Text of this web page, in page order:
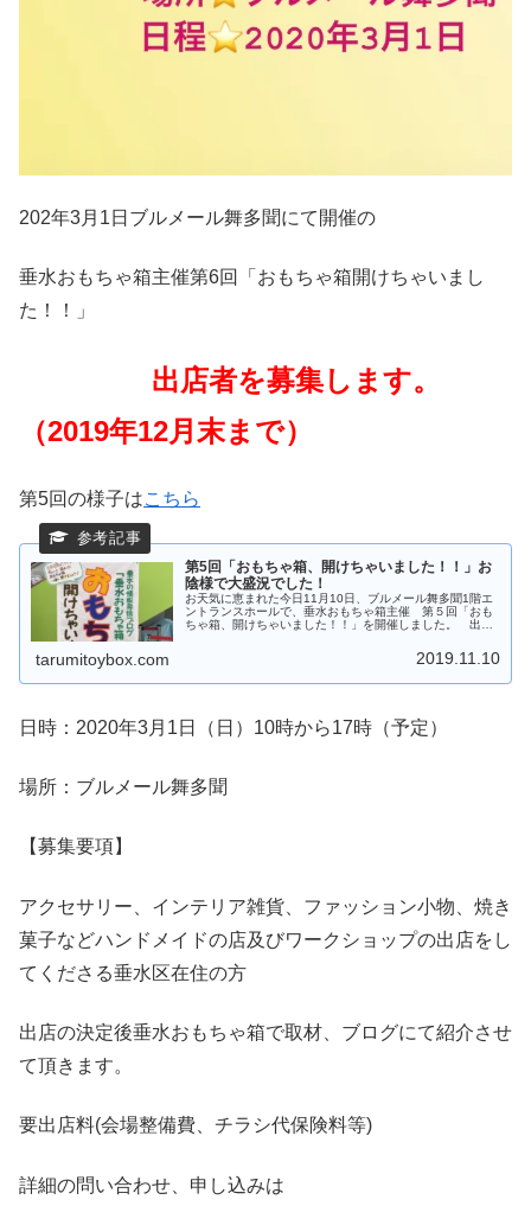
202年3月1日ブルメール舞多聞にて開催の
垂水おもちゃ箱主催第6回「おもちゃ箱開けちゃいまし
た！！」
出店者を募集します。
（2019年12月末まで）
第5回の様子はこちら
第5回「おもちゃ箱、開けちゃいました！！」お
陰様で大盛況でした！
お天気に恵まれた今日11月10日、ブルメール舞多聞1階エ
ントランスホールで、垂水おもちゃ箱主催 第５回「おも
ちゃ箱、開けちゃいました！！」を開催しました。 出店
tarumitoybox.com 2019.11.10
日時：2020年3月1日（日）10時から17時（予定）
場所：ブルメール舞多聞
【募集要項】
アクセサリー、インテリア雑貨、ファッション小物、焼き
菓子などハンドメイドの店及びワークショップの出店をし
てくださる垂水区在住の方
出店の決定後垂水おもちゃ箱で取材、ブログにて紹介させ
て頂きます。
要出店料(会場整備費、チラシ代保険料等)
詳細の問い合わせ、申し込みは